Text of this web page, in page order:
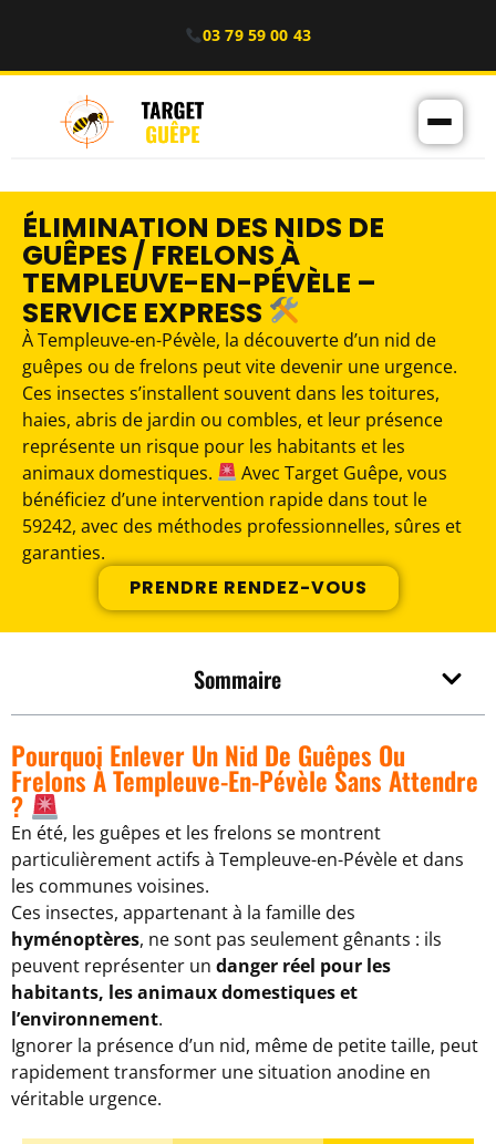
03 79 59 00 43
ÉLIMINATION DES NIDS DE
GUÊPES / FRELONS À
TEMPLEUVE-EN-PÉVÈLE –
SERVICE EXPRESS
À Templeuve-en-Pévèle, la découverte d’un nid de
guêpes ou de frelons peut vite devenir une urgence.
Ces insectes s’installent souvent dans les toitures,
haies, abris de jardin ou combles, et leur présence
représente un risque pour les habitants et les
animaux domestiques.
Avec Target Guêpe, vous
bénéficiez d’une intervention rapide dans tout le
59242, avec des méthodes professionnelles, sûres et
garanties.
PRENDRE RENDEZ-VOUS
Sommaire
Pourquoi Enlever Un Nid De Guêpes Ou
Frelons À Templeuve-En-Pévèle Sans Attendre
?
En été, les guêpes et les frelons se montrent
particulièrement actifs à Templeuve-en-Pévèle et dans
les communes voisines.
Ces insectes, appartenant à la famille des
hyménoptères, ne sont pas seulement gênants : ils
peuvent représenter un danger réel pour les
habitants, les animaux domestiques et
l’environnement.
Ignorer la présence d’un nid, même de petite taille, peut
rapidement transformer une situation anodine en
véritable urgence.